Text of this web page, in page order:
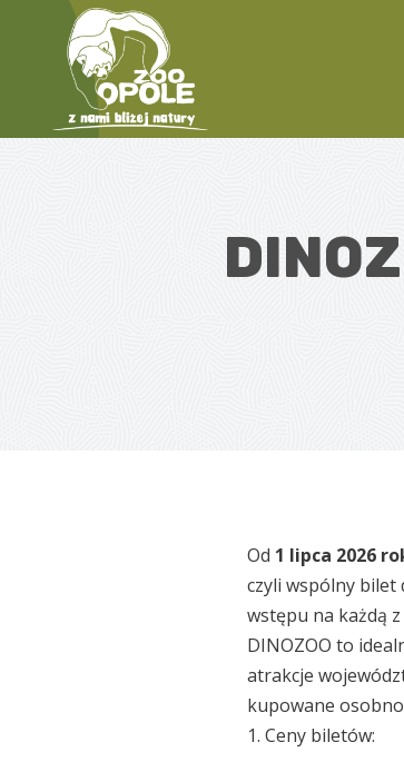
Od 1 lipca 2026
czyli wspólny bilet
wstępu na każdą
DINOZOO to
atrakcje
kupowane
Ceny biletów: